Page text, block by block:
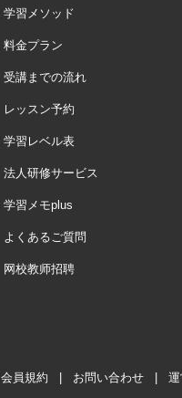
学習メソッド
料金プラン
受講までの流れ
レッスン予約
学習レベル表
法人研修サービス
学習メモplus
よくあるご質問
网校教师招聘
会員規約 お問い合わせ